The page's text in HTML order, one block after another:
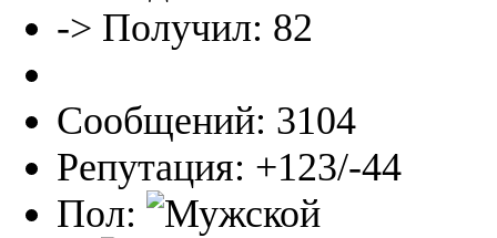
-> Получил: 82
Сообщений: 3104
Репутация: +123/-44
Пол: